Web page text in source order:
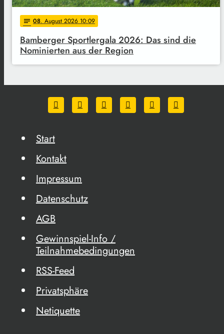
notes 08. August 2026 10:09
Bamberger Sportlergala 2026: Das sind die
Nominierten aus der Region
Start
Kontakt
Impressum
Datenschutz
AGB
Gewinnspiel-Info /
Teilnahmebedingungen
RSS-Feed
Privatsphäre
Netiquette